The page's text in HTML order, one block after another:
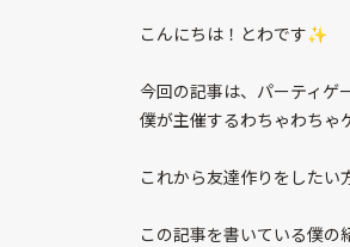
こんにちは！とわです✨️
今回の記事は、パーティ
僕が主催するわちゃわちゃ
これから友達作りをしたい
この記事を書いている僕の